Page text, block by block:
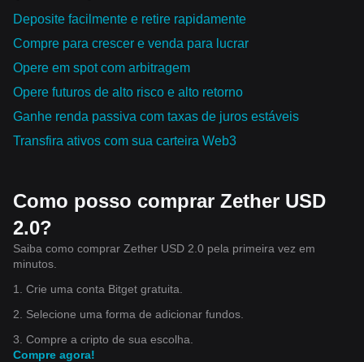
Deposite facilmente e retire rapidamente
Compre para crescer e venda para lucrar
Opere em spot com arbitragem
Opere futuros de alto risco e alto retorno
Ganhe renda passiva com taxas de juros estáveis
Transfira ativos com sua carteira Web3
Como posso comprar Zether USD
2.0?
Saiba como comprar Zether USD 2.0 pela primeira vez em
minutos.
1. Crie uma conta Bitget gratuita.
2. Selecione uma forma de adicionar fundos.
3. Compre a cripto de sua escolha.
Compre agora!